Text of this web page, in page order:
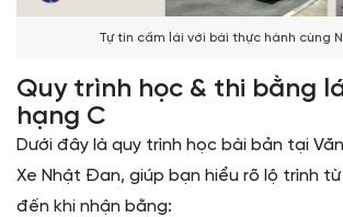
Tự tin cầm lái với bài thực hành cùng
Quy trình học & thi bằng
hạng C
Dưới đây là quy trình học bài bản tại
Xe Nhật Đan, giúp bạn hiểu rõ lộ trình
đến khi nhận bằng: